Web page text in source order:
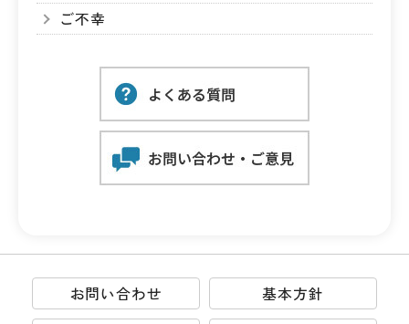
ご不幸
お問い合わせ
基本方針